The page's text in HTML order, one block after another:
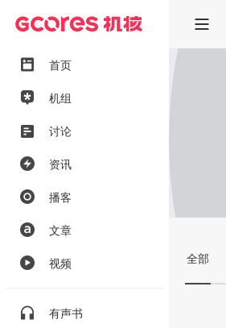
首页
机组
讨论
资讯
播客
文章
视频
有声书
全部